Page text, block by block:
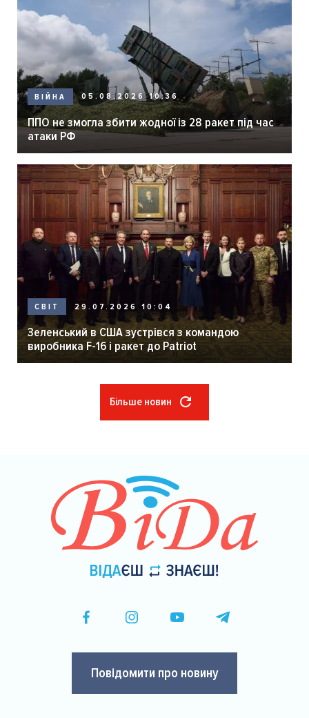
ВІЙНА 05.08.2026 10:36
ППО не змогла збити жодної із 28 ракет під час
атаки РФ
СВІТ 29.07.2026 10:04
Зеленський в США зустрівся з командою
виробника F-16 і ракет до Patriot
Більше новин
Повідомити про новину